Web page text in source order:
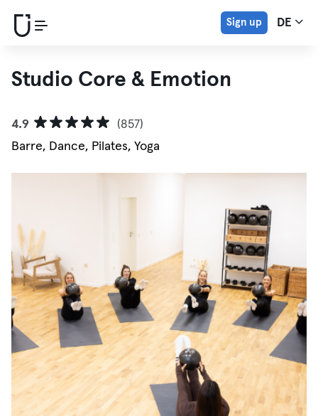
Sign up DE
Studio Core & Emotion
4.9
(857)
Barre, Dance, Pilates, Yoga